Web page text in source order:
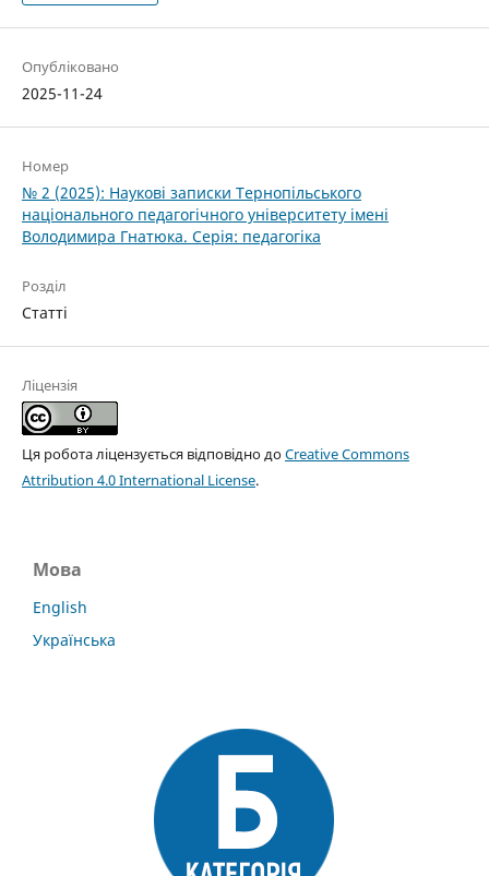
Опубліковано
2025-11-24
Номер
№ 2 (2025): Наукові записки Тернопільського
національного педагогічного університету імені
Володимира Гнатюка. Серія: педагогіка
Розділ
Статті
Ліцензія
Ця робота ліцензується відповідно доCreative Commons
Attribution 4.0 International License.
Мова
English
Українська